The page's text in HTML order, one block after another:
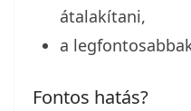
átalakítani,
a
Fontos hatás?